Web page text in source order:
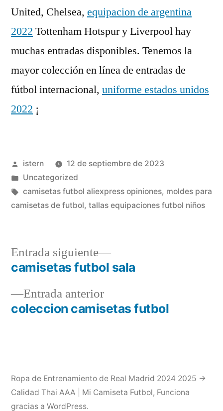
United, Chelsea, equipacion de argentina
2022 Tottenham Hotspur y Liverpool hay
muchas entradas disponibles. Tenemos la
mayor colección en línea de entradas de
fútbol internacional, uniforme estados unidos
2022 ¡
Publicado
por
istern
12 de septiembre de 2023
Publicado
en
Uncategorized
Etiquetas:
camisetas futbol aliexpress opiniones, moldes para
camisetas de futbol, tallas equipaciones futbol niños
Navegación
deEntrada anteriorEntrada
anterior:
coleccion camisetas futbol
Entrada siguiente
Entrada
siguiente:
camisetas futbol sala
Ropa de Entrenamiento de Real Madrid 2024 2025 →
Calidad Thai AAA | Mi Camiseta Futbol, Funciona
gracias a WordPress.